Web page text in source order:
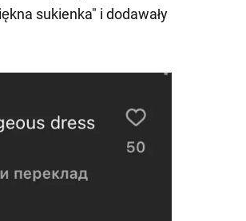
sukienka" i dodawały